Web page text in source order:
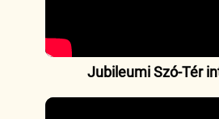
Jubileumi Szó-Tér